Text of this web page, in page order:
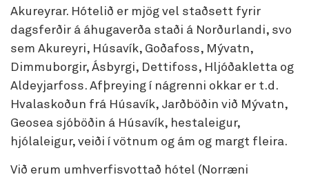
Akureyrar. Hótelið er mjög vel staðsett fyrir
dagsferðir á áhugaverða staði á Norðurlandi, svo
sem Akureyri, Húsavík, Goðafoss, Mývatn,
Dimmuborgir, Ásbyrgi, Dettifoss, Hljóðakletta og
Aldeyjarfoss. Afþreying í nágrenni okkar er t.d.
Hvalaskoðun frá Húsavík, Jarðböðin við Mývatn,
Geosea sjóböðin á Húsavík, hestaleigur,
hjólaleigur, veiði í vötnum og ám og margt fleira.
Við erum umhverfisvottað hótel (Norræni